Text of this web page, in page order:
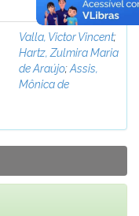
Valla, Victor Vincent;
Hartz, Zulmira Maria
de Araújo;Assis,
Mônica de